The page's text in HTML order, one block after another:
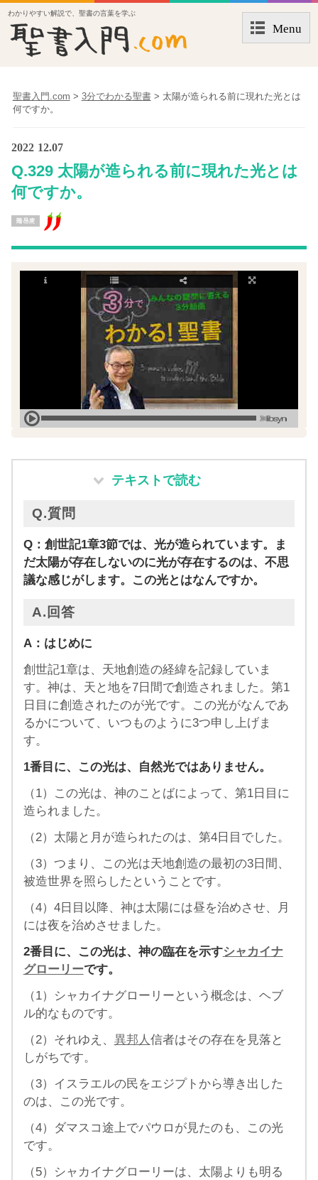
わかりやすい解説で、聖書の言葉を学ぶ
Menu
聖書入門.com > 3分でわかる聖書> 太陽が造られる前に現れた光とは
何ですか。
2022 12.07
Q.329 太陽が造られる前に現れた光とは
何ですか。
テキストで読む
Q.質問
Q：創世記1章3節では、光が造られています。ま
だ太陽が存在しないのに光が存在するのは、不思
議な感じがします。この光とはなんですか。
A.回答
A：はじめに
創世記1章は、天地創造の経緯を記録していま
す。神は、天と地を7日間で創造されました。第1
日目に創造されたのが光です。この光がなんであ
るかについて、いつものように3つ申し上げま
す。
1番目に、この光は、自然光ではありません。
（1）この光は、神のことばによって、第1日目に
造られました。
（2）太陽と月が造られたのは、第4日目でした。
（3）つまり、この光は天地創造の最初の3日間、
被造世界を照らしたということです。
（4）4日目以降、神は太陽には昼を治めさせ、月
には夜を治めさせました。
2番目に、この光は、神の臨在を示すシャカイナ
グローリーです。
（1）シャカイナグローリーという概念は、ヘブ
ル的なものです。
（2）それゆえ、 異邦人信者はその存在を見落と
しがちです。
（3）イスラエルの民をエジプトから導き出した
のは、この光です。
（4）ダマスコ途上でパウロが見たのも、この光
です。
（5）シャカイナグローリーは、太陽よりも明る